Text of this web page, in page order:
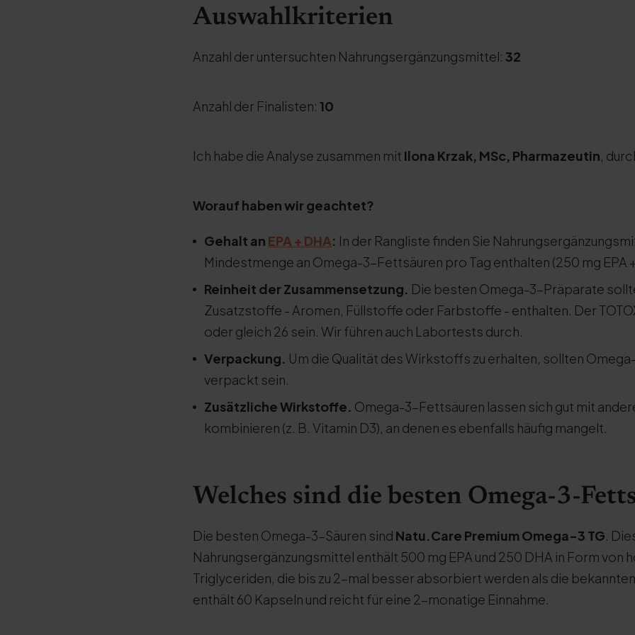
Auswahlkriterien
Anzahl der untersuchten Nahrungsergänzungsmittel: 32
Anzahl der Finalisten: 10
Ich habe die Analyse zusammen mit Ilona Krzak, MSc, Pharmazeutin,
Worauf haben wir geachtet?
Gehalt an EPA + DHA: In der Rangliste finden Sie
Mindestmenge an Omega-3-Fettsäuren pro Tag enthalten (250 mg EPA
Reinheit der Zusammensetzung. Die besten Omega-3-Präparate
Zusatzstoffe - Aromen, Füllstoffe oder Farbstoffe - enthalten. Der
oder gleich 26 sein. Wir führen auch Labortests durch.
Verpackung. Um die Qualität des Wirkstoffs zu erhalten, sollten
verpackt sein.
Zusätzliche Wirkstoffe. Omega-3-Fettsäuren lassen sich gut mit
kombinieren (z. B. Vitamin D3), an denen es ebenfalls häufig mangelt.
Welches sind die besten Omega-3-
Die besten Omega-3-Säuren sind Natu.Care Premium Omega-3 TG.
Nahrungsergänzungsmittel enthält 500 mg EPA und 250 DHA in Form von
Triglyceriden, die bis zu 2-mal besser absorbiert werden als die
enthält 60 Kapseln und reicht für eine 2-monatige Einnahme.